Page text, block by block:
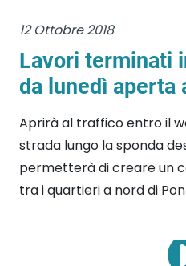
12 Ottobre 2018
Lavori terminati
da lunedì aperta
Aprirà al traffico entro il
strada lungo la sponda
permetterà di creare un
tra i quartieri a nord di